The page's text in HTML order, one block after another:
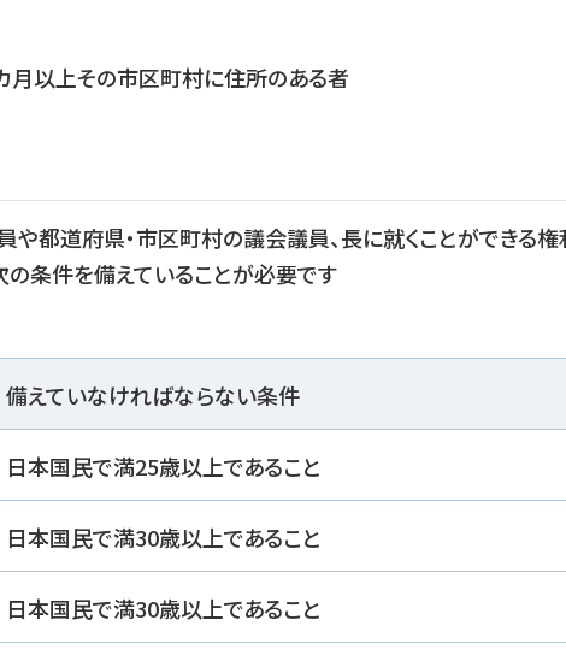
月以上その市区町村に住所のある者
都道府県・市区町村の議会議員、長に就くことができる権
の条件を備えていることが必要です
備えていなければならない条件
日本国民で満25歳以上であること
日本国民で満30歳以上であること
日本国民で満30歳以上であること